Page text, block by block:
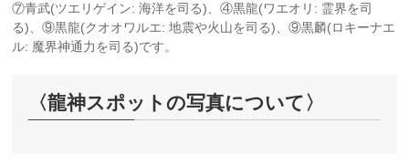
⑦青武(ツエリゲイン: 海洋を司る)、④黒龍(ワエオリ: 霊界を司
る)、⑨黒龍(クオオワルエ: 地震や火山を司る)、⑨黒麟(ロキーナエ
ル: 魔界神通力を司る)です。
〈龍神スポットの写真について〉